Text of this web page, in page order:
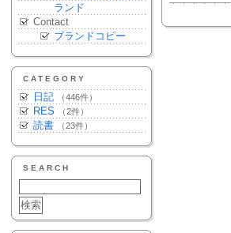
ランド
Contact
ブランドコピー
CATEGORY
日記 （446件）
RES （2件）
読書 （23件）
SEARCH